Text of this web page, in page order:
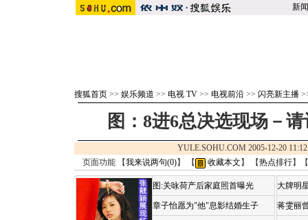
新闻
搜狐首页 >> 娱乐频道 >> 电视 TV >> 电视前沿 >> 闪亮新主播
图：8进6总决选现场－
YULE.SOHU.COM 2005-12-20
页面功能 【我来说两句(0)】 【 收藏本文 】 【热点排行】【
图:关咏荷产后家庭照首曝光
章子怡愿为"他"息影结婚生子
大牌明
蒋雯丽